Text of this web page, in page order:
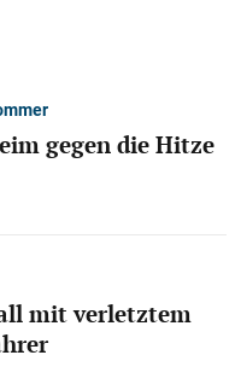
gegen die Hitze
mit verletztem